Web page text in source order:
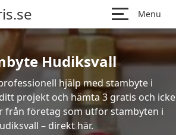
Menu
Hudiksvall
hjälp med stambyte i
projekt och hämta 3 gratis och icke
från företag som utför stambyten i
– direkt här.